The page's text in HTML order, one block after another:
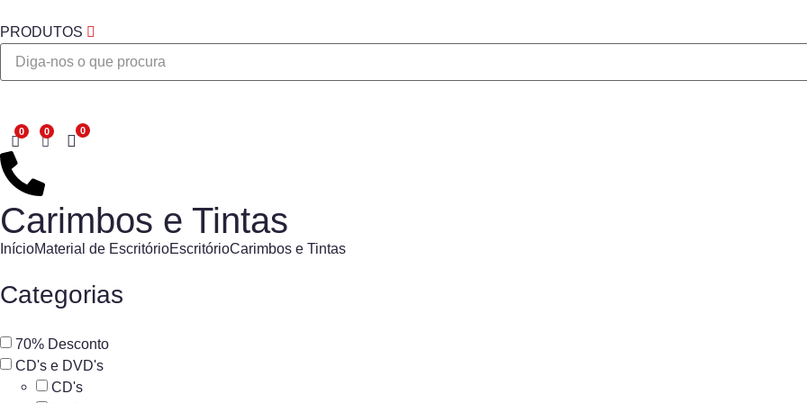
PRODUTOS
Desejo
Carimbos e Tintas
InícioMaterial de EscritórioEscritórioCarimbos e Tintas
Categorias
70% Desconto
CD's e DVD's
CD's